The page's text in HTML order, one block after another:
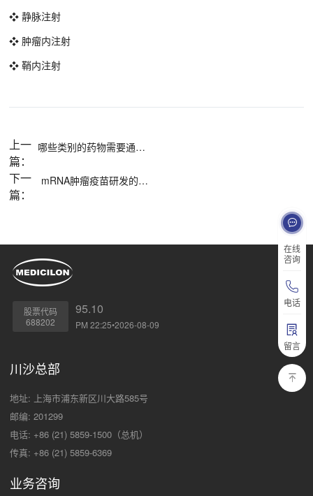
在线
咨询
电话
留言
❖ 静脉注射
❖ 肿瘤内注射
❖ 鞘内注射
上一
篇：
哪些类别的药物需要通过细胞因子评估来测定其药效？
下一
篇：
mRNA肿瘤疫苗研发的挑战有哪些？
股票代码
688202
95.10
PM 22:25•2026-08-09
川沙总部
地址: 上海市浦东新区川大路585号
邮编: 201299
电话: +86 (21) 5859-1500（总机）
传真: +86 (21) 5859-6369
业务咨询